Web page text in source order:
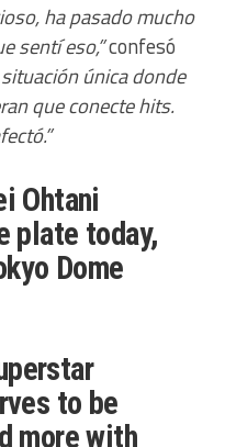
ha pasado mucho
sentí eso,”confesó
situación única donde
que conecte hits.
Ohtani
plate today,
Dome
to be
more with